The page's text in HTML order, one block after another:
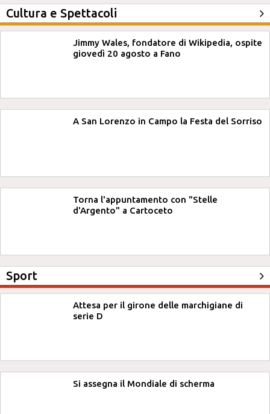
Cultura e Spettacoli
Jimmy Wales, fondatore di Wikipedia, ospite
giovedì 20 agosto a Fano
A San Lorenzo in Campo la Festa del Sorriso
Torna l'appuntamento con "Stelle
d'Argento" a Cartoceto
Sport
Attesa per il girone delle marchigiane di
serie D
Si assegna il Mondiale di scherma